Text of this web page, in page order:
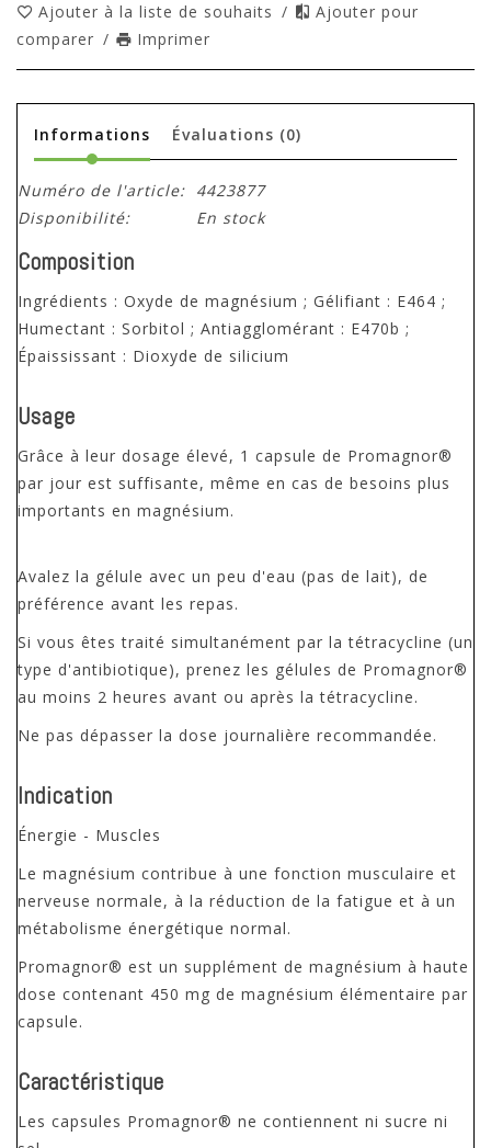
Ajouter à la liste de souhaits /
Ajouter pour
comparer / Imprimer
Informations Évaluations (0)
Numéro de l'article: 4423877
Disponibilité:
En stock
Composition
Ingrédients : Oxyde de magnésium ; Gélifiant : E464 ;
Humectant : Sorbitol ; Antiagglomérant : E470b ;
Épaississant : Dioxyde de silicium
Usage
Grâce à leur dosage élevé, 1 capsule de Promagnor®
par jour est suffisante, même en cas de besoins plus
importants en magnésium.
Avalez la gélule avec un peu d'eau (pas de lait), de
préférence avant les repas.
Si vous êtes traité simultanément par la tétracycline (un
type d'antibiotique), prenez les gélules de Promagnor®
au moins 2 heures avant ou après la tétracycline.
Ne pas dépasser la dose journalière recommandée.
Indication
Énergie - Muscles
Le magnésium contribue à une fonction musculaire et
nerveuse normale, à la réduction de la fatigue et à un
métabolisme énergétique normal.
Promagnor® est un supplément de magnésium à haute
dose contenant 450 mg de magnésium élémentaire par
capsule.
Caractéristique
Les capsules Promagnor® ne contiennent ni sucre ni